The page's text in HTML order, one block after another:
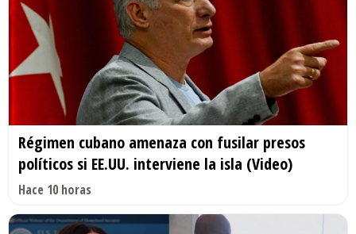
Régimen cubano amenaza con fusilar presos
políticos si EE.UU. interviene la isla (Video)
Hace 10 horas